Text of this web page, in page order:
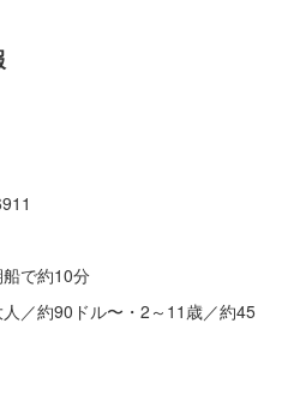
で約10分
／約90ドル〜・2～11歳／約45